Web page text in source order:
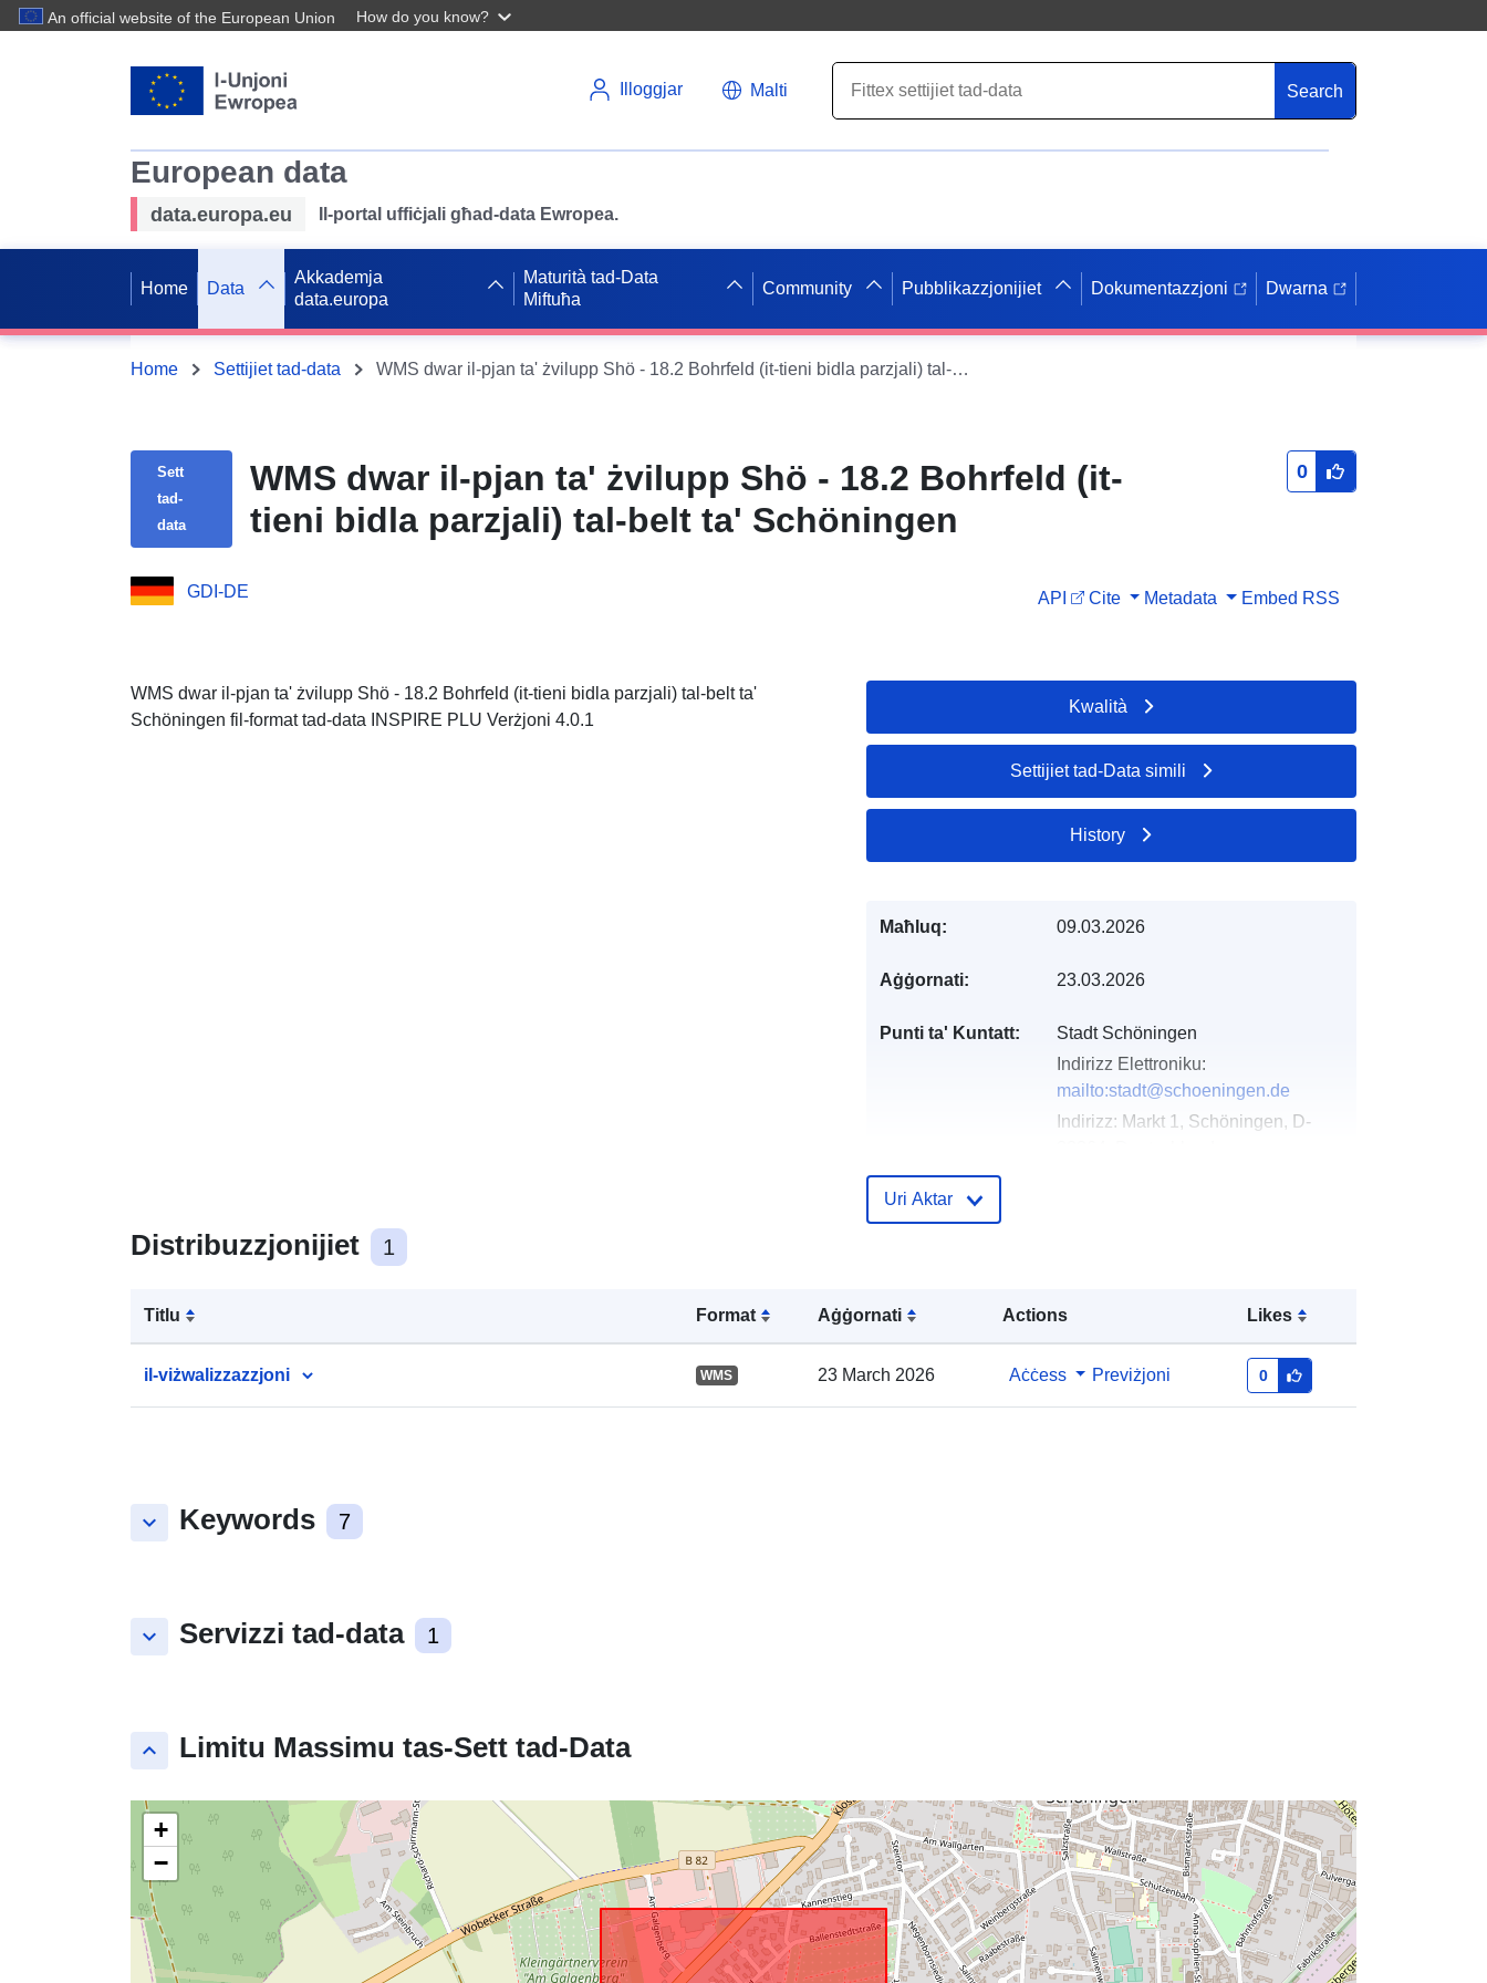
An official website of the European Union How do you know?
Illoggjar Malti Search
European data
data.europa.eu Il-portal uffiċjali għad-data Ewropea.
Home Data
Akkademja
data.europa
Maturità tad-Data
Miftuħa
Community Pubblikazzjonijiet Dokumentazzjoni Dwarna
Home Settijiet tad-data WMS dwar il-pjan ta' żvilupp Shö - 18.2 Bohrfeld (it-tieni bidla parzjali) tal-belt ta' Schöningen
Sett
tad-
data
WMS dwar il-pjan ta' żvilupp Shö - 18.2 Bohrfeld (it-
tieni bidla parzjali) tal-belt ta' Schöningen
0
GDI-DE API Cite Metadata Embed RSS
WMS dwar il-pjan ta' żvilupp Shö - 18.2 Bohrfeld (it-tieni bidla parzjali) tal-belt ta'
Schöningen fil-format tad-data INSPIRE PLU Verżjoni 4.0.1
Distribuzzjonijiet 1
Titlu Format Aġġornati Actions Likes
il-viżwalizzazzjoni WMS 23 March 2026 Aċċess Previżjoni 0
keyboard_arrow_down Keywords 7
keyboard_arrow_down Servizzi tad-data 1
keyboard_arrow_up Limitu Massimu tas-Sett tad-Data
+
−
Kwalità
Settijiet tad-Data simili
History
Maħluq: 09.03.2026
Aġġornati: 23.03.2026
Punti ta' Kuntatt:
Stadt Schöningen
Indirizz Elettroniku:
mailto:stadt@schoeningen.de
Indirizz: Markt 1, Schöningen, D-
Reġistru tal-
Katalgu:
Miżjud ma’ data.europa.eu: 21
March 2026
uriRef:
http://data.europa.eu/88u/dataset/ce
a60d89-f5d5-410b-a39a-
d344a79b8a13
Uri Aktar